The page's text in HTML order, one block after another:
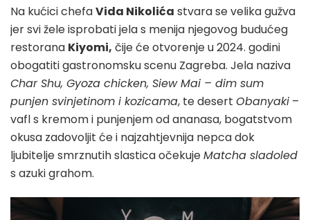
Na kućici chefaVida Nikolića stvara se velika gužva
jer svi žele isprobati jela s menija njegovog budućeg
restorana Kiyomi, čije će otvorenje u 2024. godini
obogatiti gastronomsku scenu Zagreba. Jela naziva
Char Shu, Gyoza chicken, Siew Mai – dim sum
punjen svinjetinom i kozicama, te desert Obanyaki –
vafl s kremom i punjenjem od ananasa, bogatstvom
okusa zadovoljit će i najzahtjevnija nepca dok
ljubitelje smrznutih slastica očekujeMatcha sladoled
s azuki grahom.